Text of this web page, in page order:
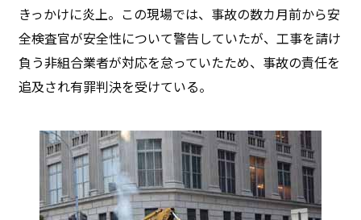
きっかけに炎上。この現場では、事故の数カ月前から安
全検査官が安全性について警告していたが、工事を請け
負う非組合業者が対応を怠っていたため、事故の責任を
追及され有罪判決を受けている。